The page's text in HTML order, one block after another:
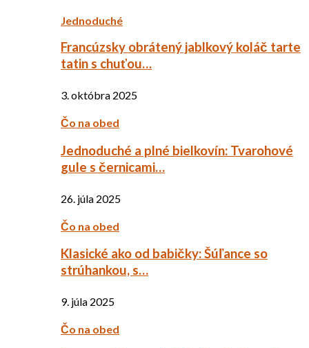
Jednoduché
Francúzsky obrátený jablkový koláč tarte
tatin s chuťou…
3. októbra 2025
Čo na obed
Jednoduché a plné bielkovín: Tvarohové
gule s černicami…
26. júla 2025
Čo na obed
Klasické ako od babičky: Šúľance so
strúhankou, s…
9. júla 2025
Čo na obed